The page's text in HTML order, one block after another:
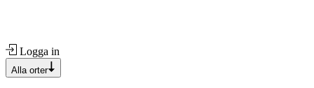
Logga in
Alla orter